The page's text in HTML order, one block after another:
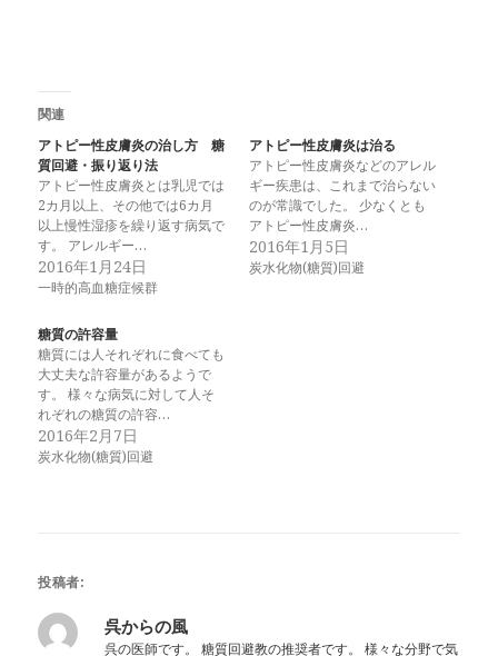
関連
アトピー性皮膚炎の治し方 糖
質回避・振り返り法
アトピー性皮膚炎とは乳児では
2カ月以上、その他では6カ月
以上慢性湿疹を繰り返す病気で
す。 アレルギー…
2016年1月24日
一時的高血糖症候群
アトピー性皮膚炎は治る
アトピー性皮膚炎などのアレル
ギー疾患は、これまで治らない
のが常識でした。 少なくとも
アトピー性皮膚炎…
2016年1月5日
炭水化物(糖質)回避
糖質の許容量
糖質には人それぞれに食べても
大丈夫な許容量があるようで
す。 様々な病気に対して人そ
れぞれの糖質の許容…
2016年2月7日
炭水化物(糖質)回避
投稿者:
呉からの風
呉の医師です。 糖質回避教の推奨者です。 様々な分野で気